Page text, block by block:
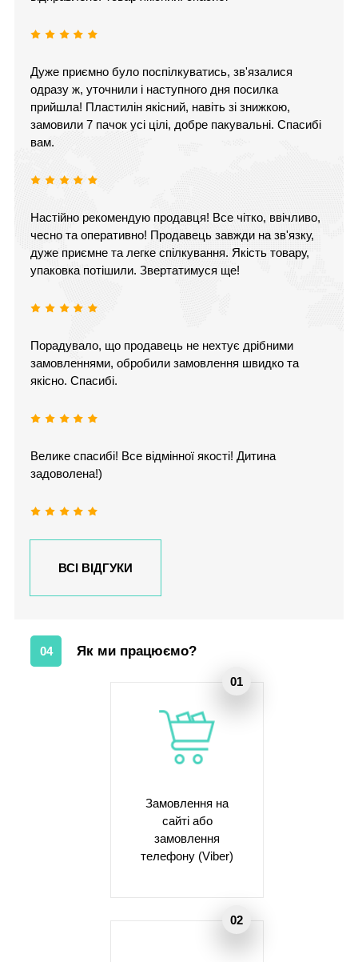
Дуже приємно було поспілкуватись, зв'язалися
одразу ж, уточнили і наступного дня посилка
прийшла! Пластилін якісний, навіть зі знижкою,
замовили 7 пачок усі цілі, добре пакувальні. Спасибі
вам.
Настійно рекомендую продавця! Все чітко, ввічливо,
чесно та оперативно! Продавець завжди на зв'язку,
дуже приємне та легке спілкування. Якість товару,
упаковка потішили. Звертатимуся ще!
Порадувало, що продавець не нехтує дрібними
замовленнями, обробили замовлення швидко та
якісно. Спасибі.
Велике спасибі! Все відмінної якості! Дитина
задоволена!)
ВСІ ВІДГУКИ
04 Як ми працюємо?
Замовлення на
сайті або
замовлення
телефону (Viber)